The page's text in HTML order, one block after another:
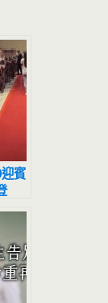
賓
禮